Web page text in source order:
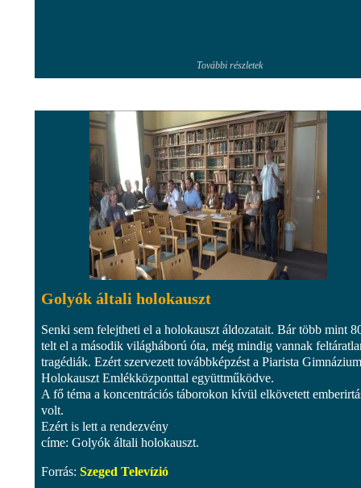
További részletek
Golyók általi holokauszt
Senki sem felejtheti el a holokauszt áldozatait. Bár több mint
telt el a második világháború óta, még mindig vannak
tragédiák. Ezért szervezett továbbképzést a Piarista
Holokauszt Emlékközponttal együttműködve.
A fő téma a koncentrációs táborokon kívül elkövetett
volt.
Ezért is lett a rendezvény
címe: Golyók általi holokauszt.
Forrás: Szeged Televízió